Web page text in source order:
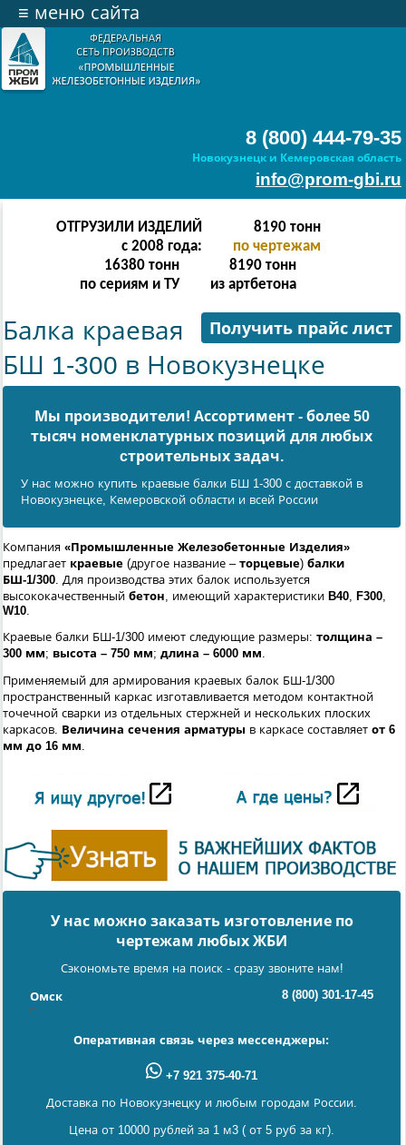
8 (800) 444-79-35
Новокузнецк и Кемеровская область
info@prom-gbi.ru
≡ меню сайта
ОТГРУЗИЛИ ИЗДЕЛИЙ
с 2008 года:
16382тонн
по чертежам
32764 тонн
по сериям и ТУ
16382 тонн
из артбетона
Получить прайс лист
Балка краевая
БШ 1-300 в Новокузнецке
Мы производители! Ассортимент - более 50
тысяч номенклатурных позиций для любых
cтроительных задач.
У нас можно купить краевые балки БШ 1-300 с доставкой в
Новокузнецке, Кемеровской области и всей России
Компания «Промышленные Железобетонные Изделия»
предлагает краевые (другое название – торцевые) балки
БШ-1/300 . Для производства этих балок используется
высококачественный бетон , имеющий характеристики B40 F300
W10
Краевые балки БШ-1/300 имеют следующие размеры: толщина –
300 мм; высота – 750 мм; длина – 6000 мм
Применяемый для армирования краевых балок БШ-1/300
пространственный каркас изготавливается методом контактной
точечной сварки из отдельных стержней и нескольких плоских
каркасов. Величина сечения арматуры в каркасе составляет от 6
мм до 16 мм
У нас можно заказать изготовление по
чертежам любых ЖБИ
Сэкономьте время на поиск - сразу звоните нам!
Омск 8 (800) 301-17-45
Оперативная связь через мессенджеры:
+7 921 375-40-71
Доставка по Новокузнецку и любым городам России.
Цена от 10000 рублей за 1 м3 ( от 5 руб за кг).